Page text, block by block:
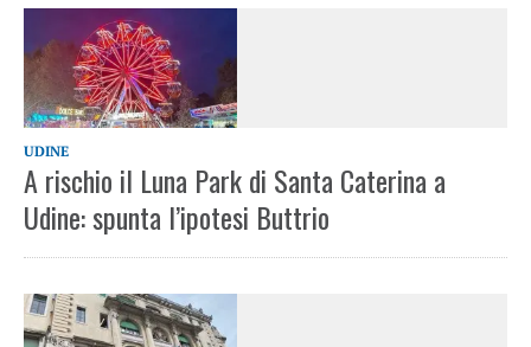
UDINE
A rischio il Luna Park di Santa Caterina a
Udine: spunta l’ipotesi Buttrio